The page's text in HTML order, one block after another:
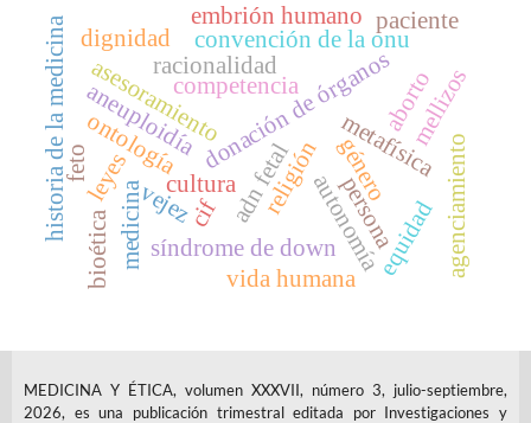
género
religión
cultura
vejez
donación de órganos
autonomía
competencia
cif
convención de la onu
asesoramiento
aneuploidía
adn fetal
síndrome de down
metafísica
ontología
aborto
racionalidad mellizos
vida humana
medicina
historia de la medicina leyes persona
bioética agenciamiento
dignidad
equidad
embrión humano
feto
paciente
MEDICINA Y ÉTICA, volumen XXXVII, número 3, julio-septiembre,
2026, es una publicación trimestral editada por Investigaciones y